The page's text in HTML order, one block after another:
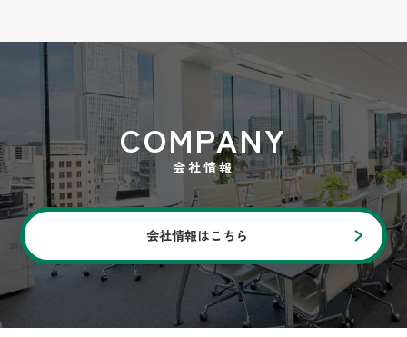
COMPANY
会社情報
会社情報はこちら